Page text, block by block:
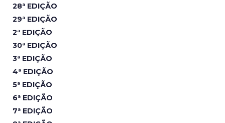
28ª EDIÇÃO
29ª EDIÇÃO
2ª EDIÇÃO
30ª EDIÇÃO
3ª EDIÇÃO
4ª EDIÇÃO
5ª EDIÇÃO
6ª EDIÇÃO
7ª EDIÇÃO